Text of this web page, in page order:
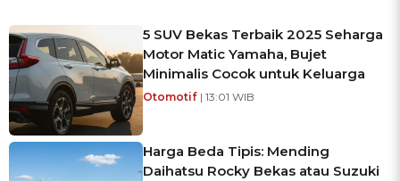
5 SUV Bekas Terbaik 2025 Seharga
Motor Matic Yamaha, Bujet
Minimalis Cocok untuk Keluarga
Otomotif | 13:01 WIB
Harga Beda Tipis: Mending
Daihatsu Rocky Bekas atau Suzuki